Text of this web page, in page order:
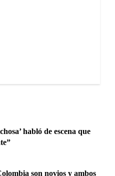
habló de escena que
son novios y ambos